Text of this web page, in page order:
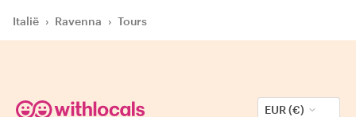
Italië › Ravenna › Tours
EUR (€)